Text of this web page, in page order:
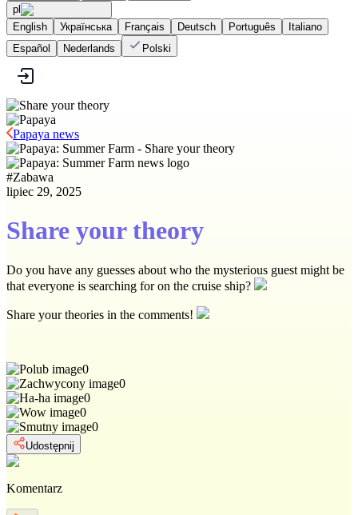
pl
English
Українська Français Deutsch Português
Italiano
Español
Nederlands Polski
Papaya news
#Zabawa
lipiec 29, 2025
Share your theory
Do you have any guesses about who the mysterious guest might be
that everyone is searching for on the cruise ship?
Share your theories in the comments!
0
0
0
0
0
Udostępnij
Komentarz